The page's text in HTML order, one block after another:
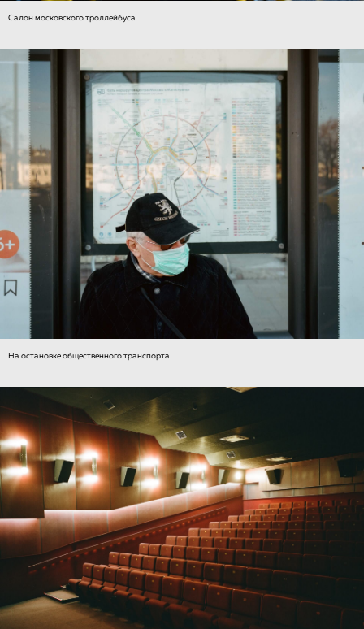
Салон московского троллейбуса
На остановке общественного транспорта